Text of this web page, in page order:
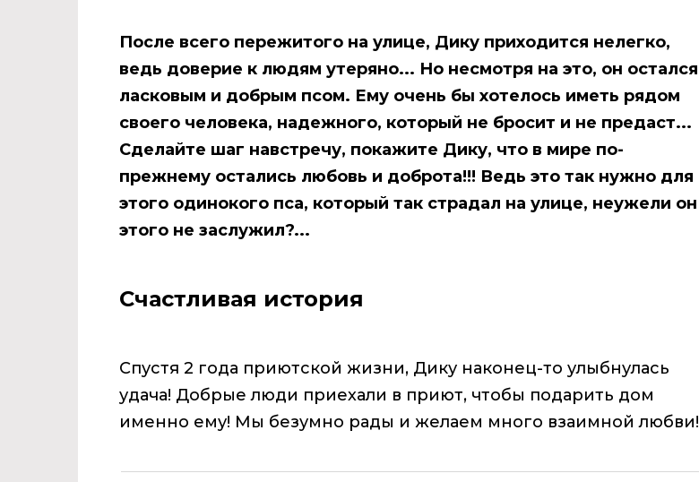
После всего пережитого на улице, Дику приходится нелегко,
ведь доверие к людям утеряно... Но несмотря на это, он остался
ласковым и добрым псом. Ему очень бы хотелось иметь рядом
своего человека, надежного, который не бросит и не предаст...
Сделайте шаг навстречу, покажите Дику, что в мире по-
прежнему остались любовь и доброта!!! Ведь это так нужно для
этого одинокого пса, который так страдал на улице, неужели он
этого не заслужил?...
Счастливая история
Спустя 2 года приютской жизни, Дику наконец-то улыбнулась
удача! Добрые люди приехали в приют, чтобы подарить дом
именно ему! Мы безумно рады и желаем много взаимной любви!